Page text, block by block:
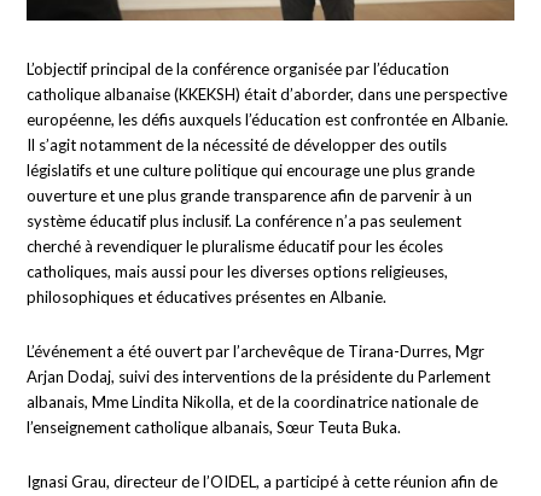
L’objectif principal de la conférence organisée par l’éducation
catholique albanaise (KKEKSH) était d’aborder, dans une perspective
européenne, les défis auxquels l’éducation est confrontée en Albanie.
Il s’agit notamment de la nécessité de développer des outils
législatifs et une culture politique qui encourage une plus grande
ouverture et une plus grande transparence afin de parvenir à un
système éducatif plus inclusif. La conférence n’a pas seulement
cherché à revendiquer le pluralisme éducatif pour les écoles
catholiques, mais aussi pour les diverses options religieuses,
philosophiques et éducatives présentes en Albanie.
L’événement a été ouvert par l’archevêque de Tirana-Durres, Mgr
Arjan Dodaj, suivi des interventions de la présidente du Parlement
albanais, Mme Lindita Nikolla, et de la coordinatrice nationale de
l’enseignement catholique albanais, Sœur Teuta Buka.
Ignasi Grau, directeur de l’OIDEL, a participé à cette réunion afin de